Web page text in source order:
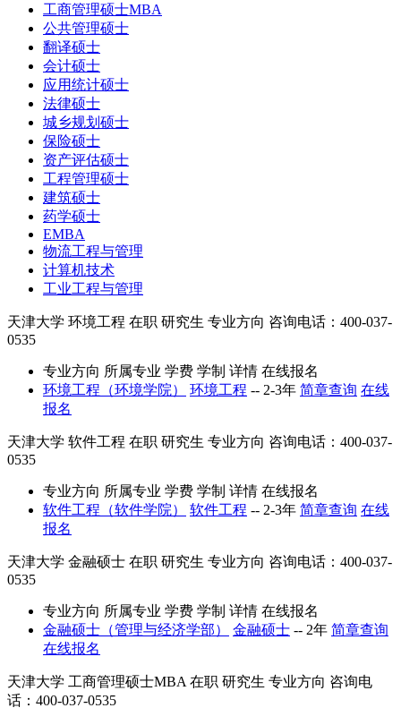
工商管理硕士MBA
公共管理硕士
翻译硕士
会计硕士
应用统计硕士
法律硕士
城乡规划硕士
保险硕士
资产评估硕士
工程管理硕士
建筑硕士
药学硕士
EMBA
物流工程与管理
计算机技术
工业工程与管理
天津大学 环境工程 在职 研究生 专业方向 咨询电话：400-037-
0535
专业方向 所属专业 学费 学制 详情 在线报名
环境工程（环境学院）
环境工程 -- 2-3年 简章查询 在线
报名
天津大学 软件工程 在职 研究生 专业方向 咨询电话：400-037-
0535
专业方向 所属专业 学费 学制 详情 在线报名
软件工程（软件学院）
软件工程 -- 2-3年 简章查询 在线
报名
天津大学 金融硕士 在职 研究生 专业方向 咨询电话：400-037-
0535
专业方向 所属专业 学费 学制 详情 在线报名
金融硕士（管理与经济学部）
金融硕士 -- 2年 简章查询
在线报名
天津大学 工商管理硕士MBA 在职 研究生 专业方向 咨询电
话：400-037-0535